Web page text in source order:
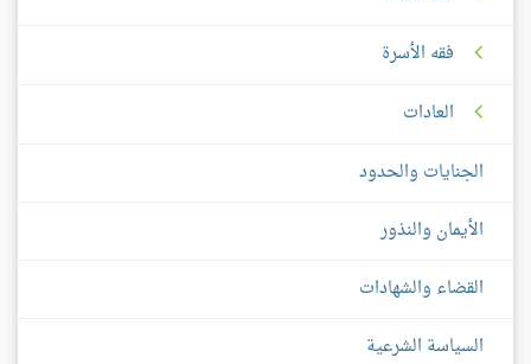
فقه الأسرة
العادات
الجنايات والحدود
الأيمان والنذور
القضاء والشهادات
السياسة الشرعية